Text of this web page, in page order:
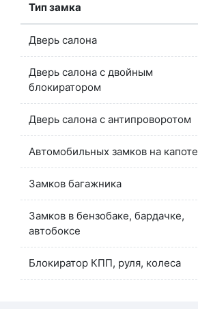
Тип замка
Дверь салона
Дверь салона с двойным
блокиратором
Дверь салона с антипроворотом
Автомобильных замков на капоте
Замков багажника
Замков в бензобаке, бардачке,
автобоксе
Блокиратор КПП, руля, колеса